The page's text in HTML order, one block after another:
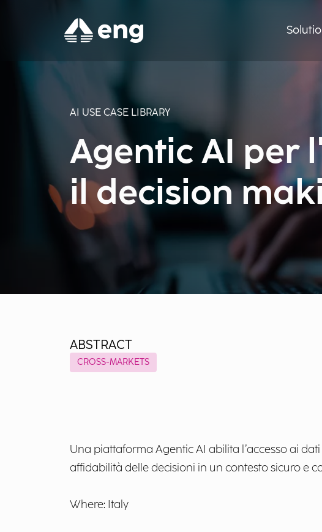
AI USE CASE LIBRARY
Agentic AI per
il decision
ABSTRACT
CROSS-MARKETS
Una piattaforma Agentic AI abilita l’accesso ai
affidabilità delle decisioni in un contesto sicuro e
Where: Italy